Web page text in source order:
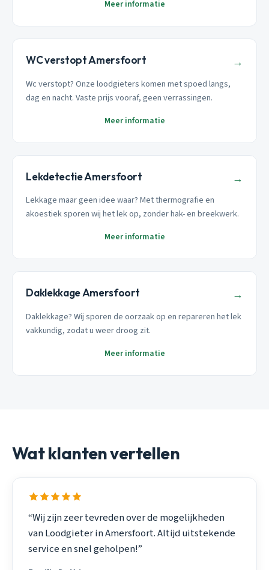
Meer informatie
WC verstopt Amersfoort →
Wc verstopt? Onze loodgieters komen met spoed langs,
dag en nacht. Vaste prijs vooraf, geen verrassingen.
Meer informatie
Lekdetectie Amersfoort →
Lekkage maar geen idee waar? Met thermografie en
akoestiek sporen wij het lek op, zonder hak- en breekwerk.
Meer informatie
Daklekkage Amersfoort →
Daklekkage? Wij sporen de oorzaak op en repareren het lek
vakkundig, zodat u weer droog zit.
Meer informatie
Wat klanten vertellen
“Wij zijn zeer tevreden over de mogelijkheden
van Loodgieter in Amersfoort. Altijd uitstekende
service en snel geholpen!”